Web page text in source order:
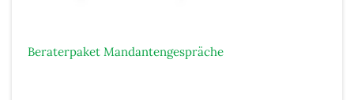
Beraterpaket Mandantengespräche